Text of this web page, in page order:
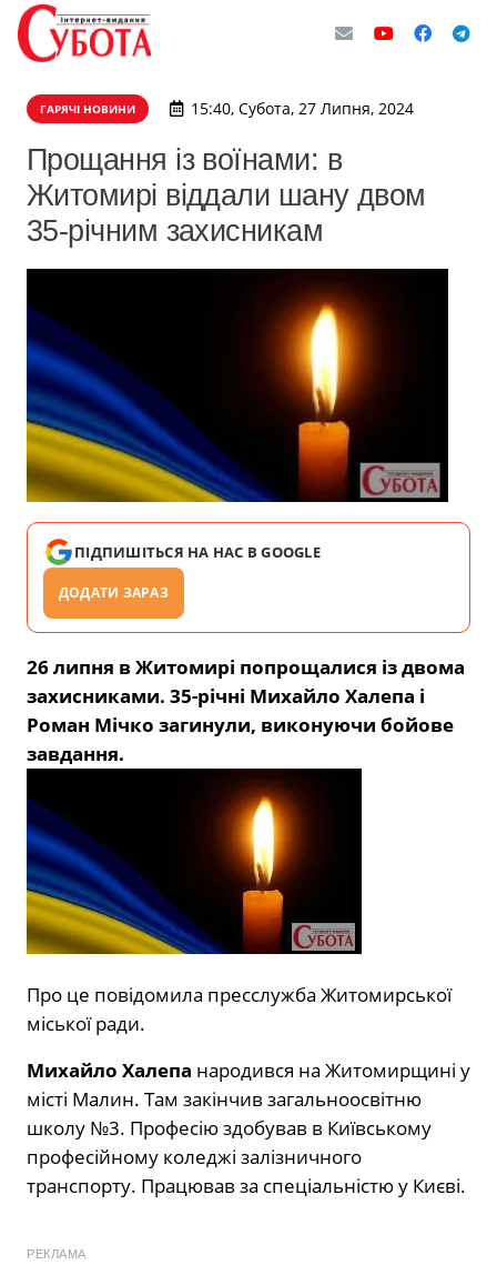
ГАРЯЧІ НОВИНИ 15:40, Субота, 27 Липня, 2024
Прощання із воїнами: в
Житомирі віддали шану двом
35-річним захисникам
ПІДПИШІТЬСЯ НА НАС В GOOGLE
ДОДАТИ ЗАРАЗ
26 липня в Житомирі попрощалися із двома
захисниками. 35-річні Михайло Халепа і
Роман Мічко загинули, виконуючи бойове
завдання.
Про це повідомила пресслужба Житомирської
міської ради.
Михайло Халепа народився на Житомирщині у
місті Малин. Там закінчив загальноосвітню
школу №3. Професію здобував в Київському
професійному коледжі залізничного
транспорту. Працював за спеціальністю у Києві.
РЕКЛАМА